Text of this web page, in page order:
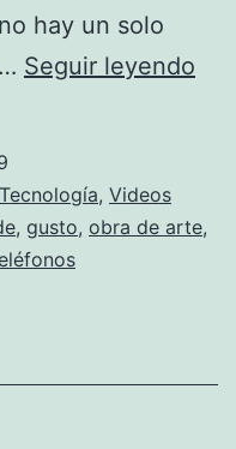
hay un solo
Seguir leyendo
Tecnología, Videos
, gusto, obra de arte,